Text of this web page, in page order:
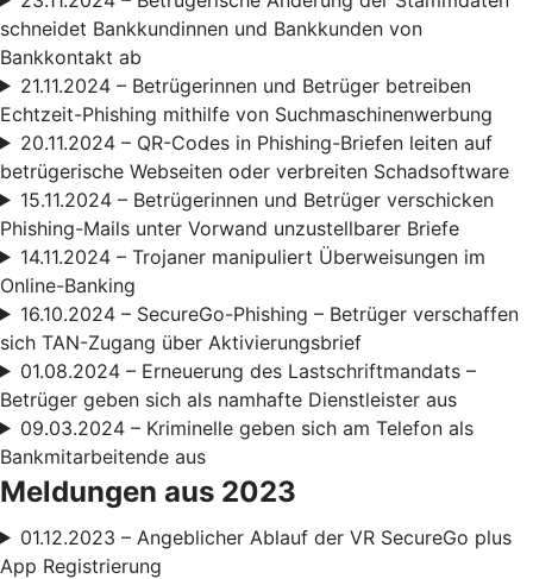
schneidet Bankkundinnen und Bankkunden von
Bankkontakt ab
21.11.2024 – Betrügerinnen und Betrüger betreiben
Echtzeit-Phishing mithilfe von Suchmaschinenwerbung
20.11.2024 – QR-Codes in Phishing-Briefen leiten auf
betrügerische Webseiten oder verbreiten Schadsoftware
15.11.2024 – Betrügerinnen und Betrüger verschicken
Phishing-Mails unter Vorwand unzustellbarer Briefe
14.11.2024 – Trojaner manipuliert Überweisungen im
Online-Banking
16.10.2024 – SecureGo-Phishing – Betrüger verschaffen
sich TAN-Zugang über Aktivierungsbrief
01.08.2024 – Erneuerung des Lastschriftmandats –
Betrüger geben sich als namhafte Dienstleister aus
09.03.2024 – Kriminelle geben sich am Telefon als
Bankmitarbeitende aus
Meldungen aus 2023
01.12.2023 – Angeblicher Ablauf der VR SecureGo plus
App Registrierung